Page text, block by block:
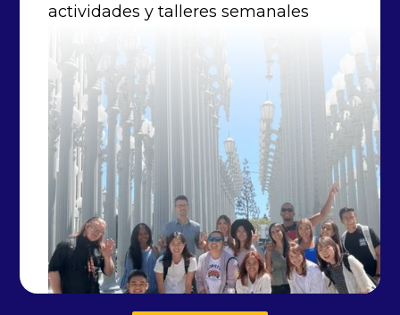
actividades y talleres semanales